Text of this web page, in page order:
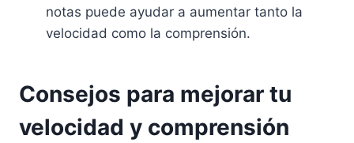
notas puede ayudar a aumentar tanto la
velocidad como la comprensión.
Consejos para mejorar tu
velocidad y comprensión